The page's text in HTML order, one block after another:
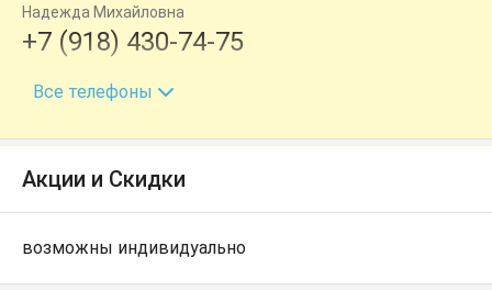
Надежда Михайловна
+7 (918) 430-74-75
+7 (928) 247-28-49
Все телефоны
Акции и Скидки
возможны индивидуально